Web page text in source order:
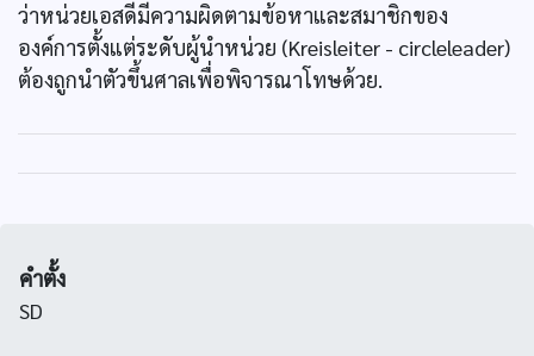
ว่าหน่วยเอสดีมีความผิดตามข้อหาและสมาชิกของ
องค์การตั้งแต่ระดับผู้นำหน่วย (Kreisleiter - circleleader)
ต้องถูกนำตัวขึ้นศาลเพื่อพิจารณาโทษด้วย.
คำตั้ง
SD